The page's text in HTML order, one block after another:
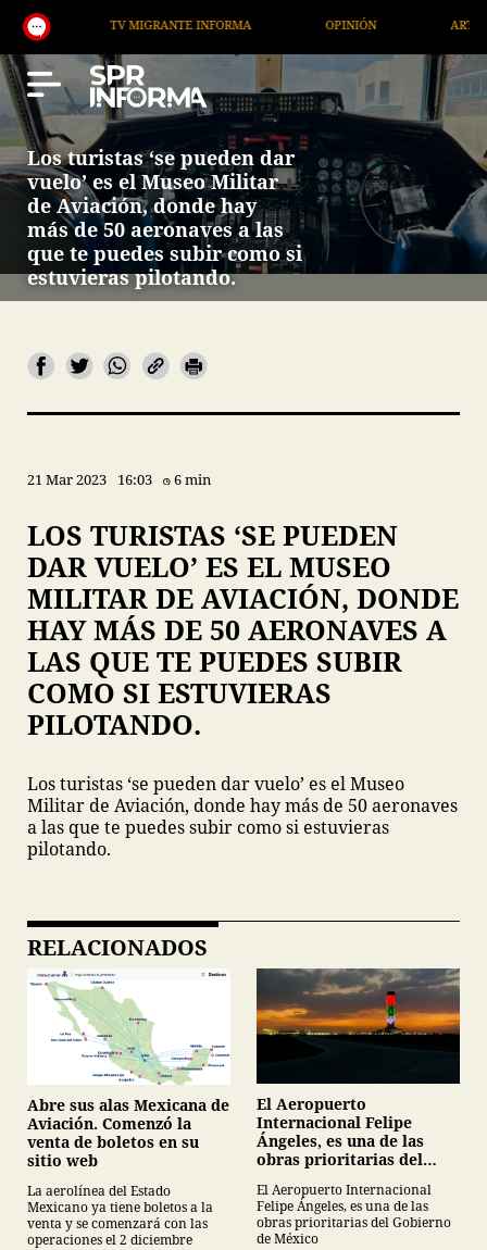
TV MIGRANTE INFORMA OPINIÓN ARTÍCULOS
Los turistas ‘se pueden dar
vuelo’ es el Museo Militar
de Aviación, donde hay
más de 50 aeronaves a las
que te puedes subir como si
estuvieras pilotando.
21 Mar 2023 16:03 6 min
LOS TURISTAS ‘SE PUEDEN
DAR VUELO’ ES EL MUSEO
MILITAR DE AVIACIÓN, DONDE
HAY MÁS DE 50 AERONAVES A
LAS QUE TE PUEDES SUBIR
COMO SI ESTUVIERAS
PILOTANDO.
Los turistas ‘se pueden dar vuelo’ es el Museo
Militar de Aviación, donde hay más de 50 aeronaves
a las que te puedes subir como si estuvieras
pilotando.
RELACIONADOS
Abre sus alas Mexicana de
Aviación. Comenzó la
venta de boletos en su
sitio web
La aerolínea del Estado
Mexicano ya tiene boletos a la
venta y se comenzará con las
operaciones el 2 diciembre
El Aeropuerto
Internacional Felipe
Ángeles, es una de las
obras prioritarias del
El Aeropuerto Internacional
Felipe Ángeles, es una de las
obras prioritarias del Gobierno
de México